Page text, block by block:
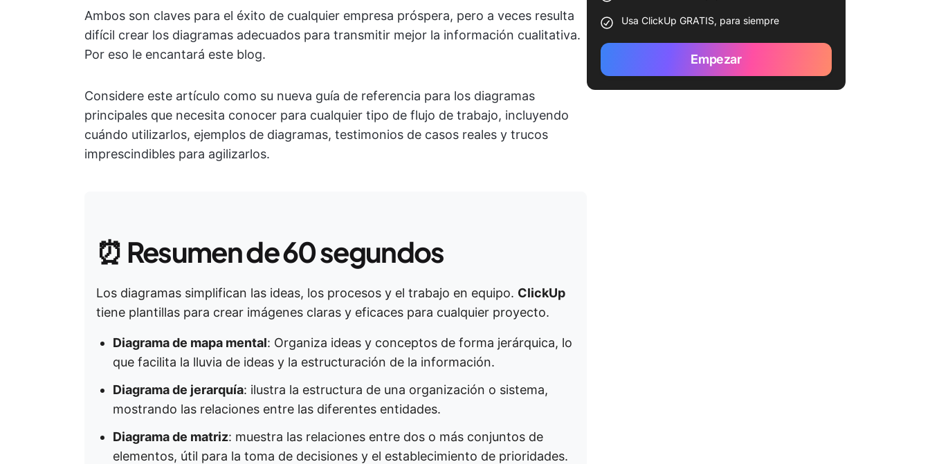
Ambos son claves para el éxito de cualquier empresa próspera, pero a veces resulta
difícil crear los diagramas adecuados para transmitir mejor la información cualitativa.
Por eso le encantará este blog.
Considere este artículo como su nueva guía de referencia para los diagramas
principales que necesita conocer para cualquier tipo de flujo de trabajo, incluyendo
cuándo utilizarlos, ejemplos de diagramas, testimonios de casos reales y trucos
imprescindibles para agilizarlos.
⏰ Resumen de 60 segundos
Los diagramas simplifican las ideas, los procesos y el trabajo en equipo. ClickUp
tiene plantillas para crear imágenes claras y eficaces para cualquier proyecto.
Diagrama de mapa mental: Organiza ideas y conceptos de forma jerárquica, lo
que facilita la lluvia de ideas y la estructuración de la información. ​
Diagrama de jerarquía: ilustra la estructura de una organización o sistema,
mostrando las relaciones entre las diferentes entidades. ​
Diagrama de matriz: muestra las relaciones entre dos o más conjuntos de
elementos, útil para la toma de decisiones y el establecimiento de prioridades. ​
Usa ClickUp GRATIS, para siempre
Empezar